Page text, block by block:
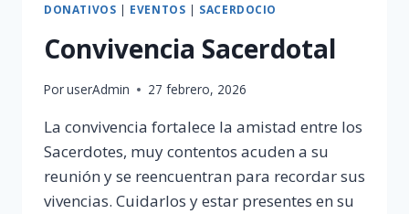
DONATIVOS | EVENTOS | SACERDOCIO
Convivencia Sacerdotal
PoruserAdmin 27 febrero, 2026
La convivencia fortalece la amistad entre los
Sacerdotes, muy contentos acuden a su
reunión y se reencuentran para recordar sus
vivencias. Cuidarlos y estar presentes en su